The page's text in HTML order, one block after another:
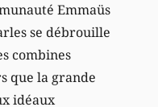
Emmaüs
se débrouille
combines
que la grande
idéaux